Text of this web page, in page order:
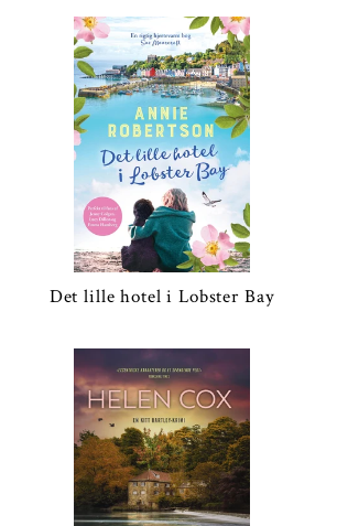
Det lille hotel i Lobster Bay